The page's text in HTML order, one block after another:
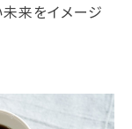
来をイメージ